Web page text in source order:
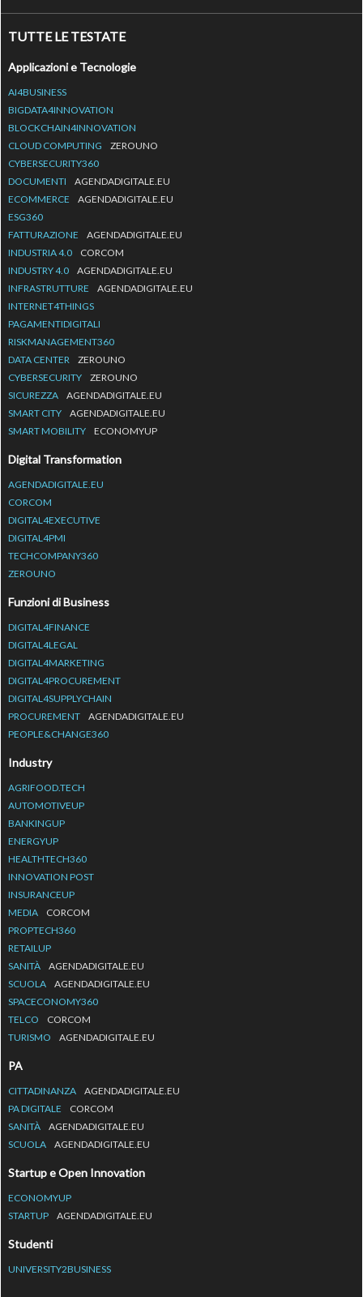
TUTTE LE TESTATE
Applicazioni e Tecnologie
AI4BUSINESS
BIGDATA4INNOVATION
BLOCKCHAIN4INNOVATION
CLOUD COMPUTING
ZEROUNO
CYBERSECURITY360
DOCUMENTI
AGENDADIGITALE.EU
ECOMMERCE
AGENDADIGITALE.EU
ESG360
FATTURAZIONE
AGENDADIGITALE.EU
INDUSTRIA 4.0
CORCOM
INDUSTRY 4.0
AGENDADIGITALE.EU
INFRASTRUTTURE
AGENDADIGITALE.EU
INTERNET4THINGS
PAGAMENTIDIGITALI
RISKMANAGEMENT360
DATA CENTER
ZEROUNO
CYBERSECURITY
ZEROUNO
SICUREZZA
AGENDADIGITALE.EU
SMART CITY
AGENDADIGITALE.EU
SMART MOBILITY
ECONOMYUP
Digital Transformation
AGENDADIGITALE.EU
CORCOM
DIGITAL4EXECUTIVE
DIGITAL4PMI
TECHCOMPANY360
ZEROUNO
Funzioni di Business
DIGITAL4FINANCE
DIGITAL4LEGAL
DIGITAL4MARKETING
DIGITAL4PROCUREMENT
DIGITAL4SUPPLYCHAIN
PROCUREMENT
AGENDADIGITALE.EU
PEOPLE&CHANGE360
Industry
AGRIFOOD.TECH
AUTOMOTIVEUP
BANKINGUP
ENERGYUP
HEALTHTECH360
INNOVATION POST
INSURANCEUP
MEDIA
CORCOM
PROPTECH360
RETAILUP
SANITÀ
AGENDADIGITALE.EU
SCUOLA
AGENDADIGITALE.EU
SPACECONOMY360
TELCO
CORCOM
TURISMO
AGENDADIGITALE.EU
PA
CITTADINANZA
AGENDADIGITALE.EU
PA DIGITALE
CORCOM
SANITÀ
AGENDADIGITALE.EU
SCUOLA
AGENDADIGITALE.EU
Startup e Open Innovation
ECONOMYUP
STARTUP
AGENDADIGITALE.EU
Studenti
UNIVERSITY2BUSINESS